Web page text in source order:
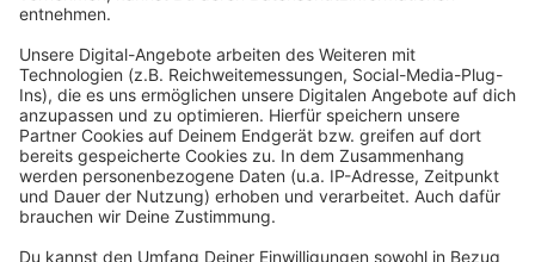
Sicherheit an Verkehrsknotenpunkten. Allein für
bereit.
Mit dem Geld werden konkrete Projekte umgesetzt,
etwa neue Velorouten im Ruhrgebiet. Ziel ist es, den
Alltag für Radfahrende deutlich zu verbessern und das
Fahrrad als echte Alternative zum Auto zu etablieren –
sowohl in Städten als auch auf dem Land.